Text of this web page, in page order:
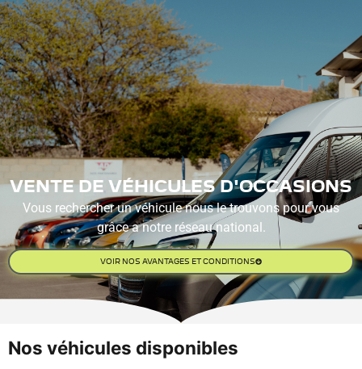
VENTE DE VÉHICULES D'OCCASIONS
Vous rechercher un véhicule nous le trouvons pour vous
grâce a notre réseau national.
VOIR NOS AVANTAGES ET CONDITIONS
Nos véhicules disponibles